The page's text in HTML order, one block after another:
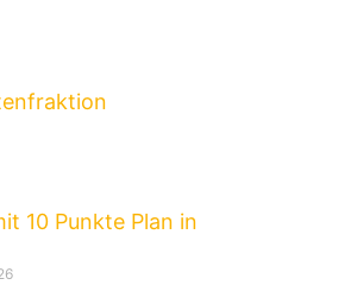
10 Punkte Plan in